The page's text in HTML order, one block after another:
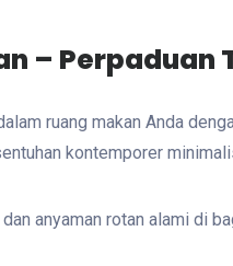
– Perpaduan
ruang makan Anda
kontemporer
anyaman rotan alami di